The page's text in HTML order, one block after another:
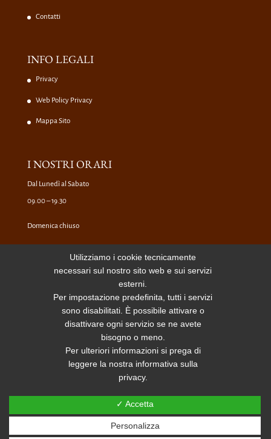
Contatti
INFO LEGALI
Privacy
Web Policy Privacy
Mappa Sito
I NOSTRI ORARI
Dal Lunedì al Sabato
09.00 – 19.30
Domenica chiuso
CONTATTI
Via della Moscova 27, 20121 Milano
+39 02 6599498
Utilizziamo i cookie tecnicamente
necessari sul nostro sito web e sui servizi
esterni.
Per impostazione predefinita, tutti i servizi
sono disabilitati. È possibile attivare o
disattivare ogni servizio se ne avete
bisogno o meno.
Per ulteriori informazioni si prega di
leggere la nostra informativa sulla
privacy.
✓ Accetta
Personalizza